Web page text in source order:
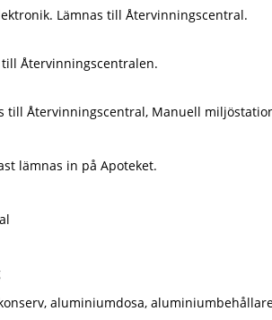
Lämnas till Återvinningscentral.
Återvinningscentralen.
till Återvinningscentral, Manuell
lämnas in på Apoteket.
aluminiumdosa,